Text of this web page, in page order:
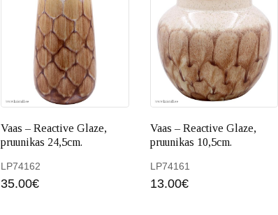
Loe edasi
Vaas – Reactive Glaze,
pruunikas 24,5cm.
LP74162
35.00€
Vaas – Reactive Glaze,
pruunikas 10,5cm.
LP74161
13.00€